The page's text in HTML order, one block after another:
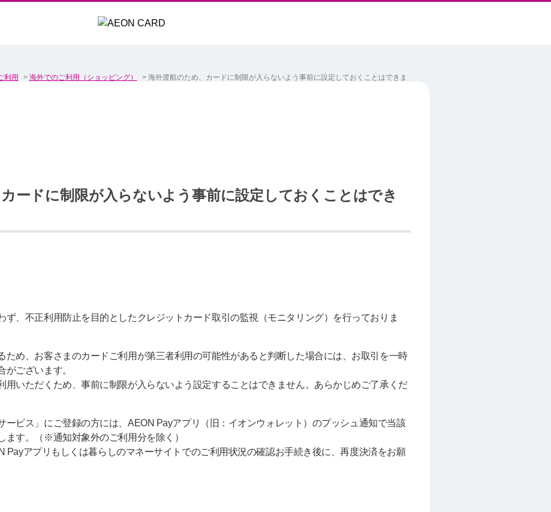
利用 > 海外でのご利用（ショッピング） > 海外渡航のため、カードに制限が入らないよう事前に設定しておくことはできま
ードに制限が入らないよう事前に設定しておくことはでき
ず、不正利用防止を目的としたクレジットカード取引の監視（モニタリング）を行っておりま
ため、お客さまのカードご利用が第三者利用の可能性があると判断した場合には、お取引を一時
がございます。
用いただくため、事前に制限が入らないよう設定することはできません。あらかじめご了承くだ
ービス」にご登録の方には、AEON Payアプリ（旧：イオンウォレット）のプッシュ通知で当該
ます。（※通知対象外のご利用分を除く）
Payアプリもしくは暮らしのマネーサイトでのご利用状況の確認お手続き後に、再度決済をお願